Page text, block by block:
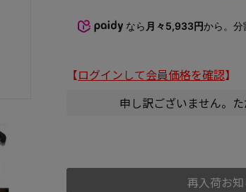
なら 月々5,933円から。
【ログインして会員価格を確認】
申し訳ございません。
再入荷お